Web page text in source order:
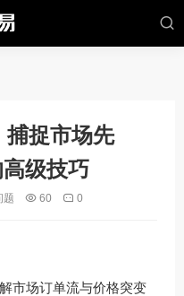
捕捉市场先
级技巧
题 60 0
解市场订单流与价格突变